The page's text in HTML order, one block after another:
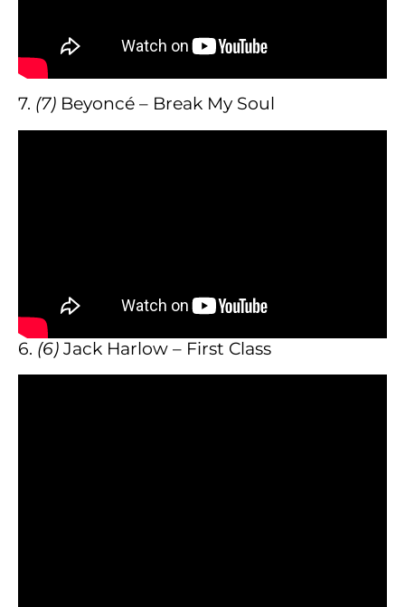
7. (7) Beyoncé – Break My Soul
6. (6) Jack Harlow – First Class